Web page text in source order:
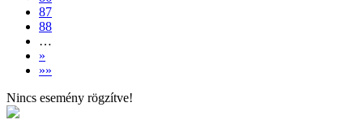
87
88
…
»
»»
Nincs esemény rögzítve!